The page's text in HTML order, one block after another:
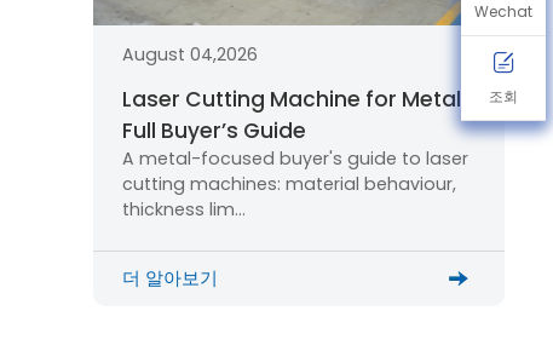
August 04,2026
Laser Cutting Machine for Metal:
Full Buyer’s Guide
A metal-focused buyer's guide to laser
cutting machines: material behaviour,
thickness lim…
더 알아보기
Wechat
조회